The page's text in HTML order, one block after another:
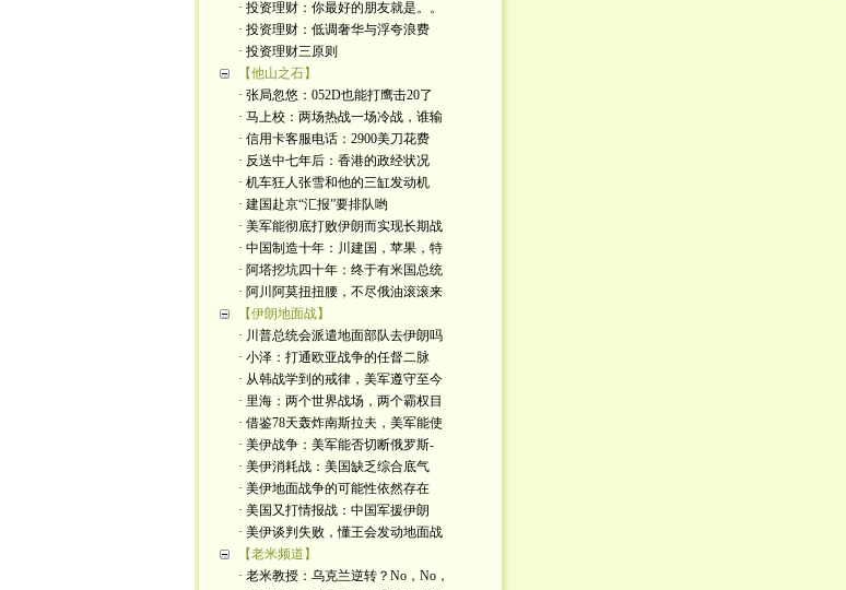
· 投资理财：你最好的朋友就是。。
· 投资理财：低调奢华与浮夸浪费
· 投资理财三原则
【他山之石】
· 张局忽悠：052D也能打鹰击20了
· 马上校：两场热战一场冷战，谁输
· 信用卡客服电话：2900美刀花费
· 反送中七年后：香港的政经状况
· 机车狂人张雪和他的三缸发动机
· 建国赴京“汇报”要排队哟
· 美军能彻底打败伊朗而实现长期战
· 中国制造十年：川建国，苹果，特
· 阿塔挖坑四十年：终于有米国总统
· 阿川阿莫扭扭腰，不尽俄油滚滚来
【伊朗地面战】
· 川普总统会派遣地面部队去伊朗吗
· 小泽：打通欧亚战争的任督二脉
· 从韩战学到的戒律，美军遵守至今
· 里海：两个世界战场，两个霸权目
· 借鉴78天轰炸南斯拉夫，美军能使
· 美伊战争：美军能否切断俄罗斯-
· 美伊消耗战：美国缺乏综合底气
· 美伊地面战争的可能性依然存在
· 美国又打情报战：中国军援伊朗
· 美伊谈判失败，懂王会发动地面战
【老米频道】
· 老米教授：乌克兰逆转？No，No，